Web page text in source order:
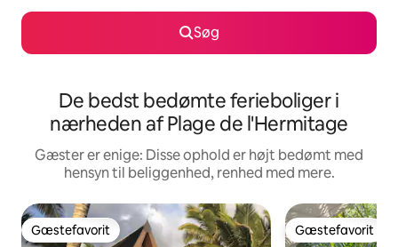
Søg
De bedst bedømte ferieboliger i
nærheden af Plage de l'Hermitage
Gæster er enige: Disse ophold er højt bedømt med
hensyn til beliggenhed, renhed med mere.
Gæstefavorit
Gæstefavorit Gæstefavorit
Gæstefavorit